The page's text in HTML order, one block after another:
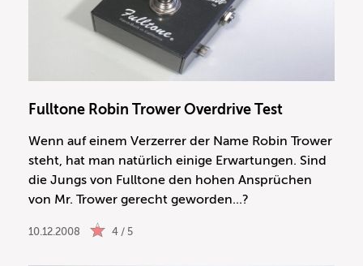
Fulltone Robin Trower Overdrive Test
Wenn auf einem Verzerrer der Name Robin Trower
steht, hat man natürlich einige Erwartungen. Sind
die Jungs von Fulltone den hohen Ansprüchen
von Mr. Trower gerecht geworden...?
10.12.2008 4 / 5